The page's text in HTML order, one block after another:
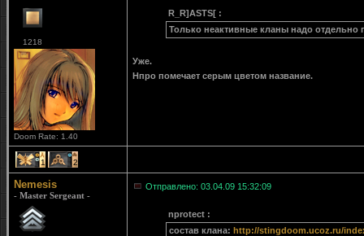
1218
Doom Rate: 1.40
R_R]ASTS[ :
Только неактивные кланы надо отдельно
Уже.
Нпро помечает серым цветом название.
1 2
Nemesis
- Master Sergeant -
Отправлено: 03.04.09 15:32:09
nprotect :
состав клана: http://stingdoom.ucoz.ru/